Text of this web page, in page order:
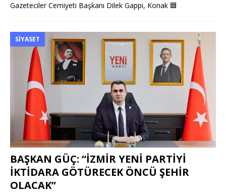
Gazeteciler Cemiyeti Başkanı Dilek Gappi, Konak 🟦
SIYASET
BAŞKAN GÜÇ: “İZMİR YENİ PARTİYİ
İKTİDARA GÖTÜRECEK ÖNCÜ ŞEHİR
OLACAK”